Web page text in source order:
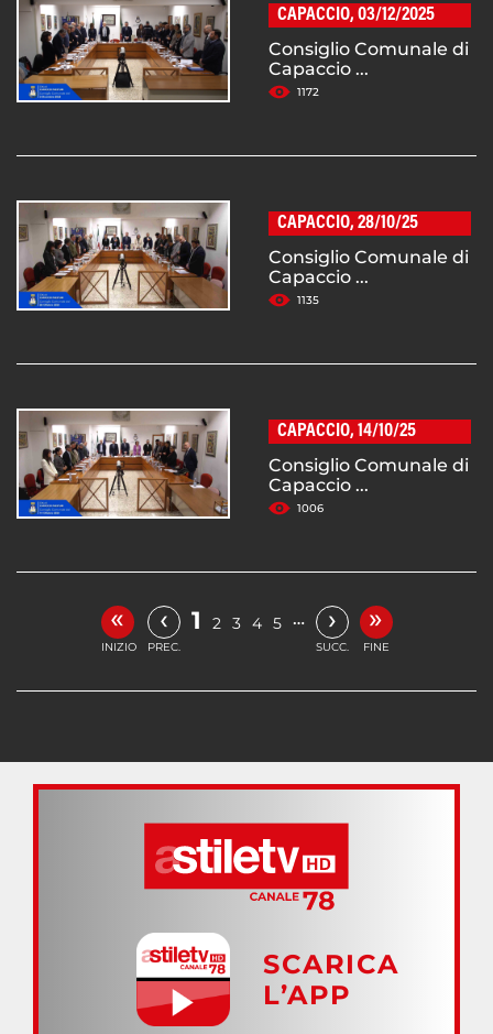
CAPACCIO, 03/12/2025
Consiglio Comunale di
Capaccio ...
1172
CAPACCIO, 28/10/25
Consiglio Comunale di
Capaccio ...
1135
CAPACCIO, 14/10/25
Consiglio Comunale di
Capaccio ...
1006
«
INIZIO
‹
PREC.
1 2 3 4 5 … ›
SUCC.
»
FINE
SCARICA
L’APP